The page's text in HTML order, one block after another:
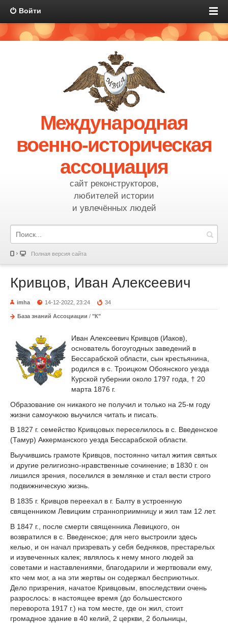
Войти
Международная
военно-историческая
ассоциация
сайт реконструкторов,
любителей истории
и увлечённых людей
Полная версия сайта
Кривцов, Иван Алексеевич
imha 14-12-2022, 23:24 34
База знаний Ассоциации / "К"
Иван Алексеевич Кривцов (Иаков),
основатель богоугодных заведений в
Бессарабской области, сын крестьянина,
родился в с. Троицком Обоянского уезда
Курской губернии около 1797 года, † 20
марта 1876 г.
Образование он никакого не получил и только на 25-м году
жизни самоучкою выучился читать и писать.
В 1827 г. семейство Кривцовых переселилось в с. Введенское
(Тамур) Аккерманского уезда Бессарабской области.
Выучившись грамоте Кривцов, постоянно читал жития святых
и другие религиозно-нравственные сочинение; в 1830 г. он
лишился зрения, поселился в землянке и стал вести строго
подвижническую жизнь.
В 1835 г. Кривцов переехал в г. Балту в устроенную
священником Левицким странноприимницу и жил там 12 лет.
В 1847 г., после смерти священника Левицкого, он
возвратился в с. Введенское; для него выстроили здесь
келью, и он начал призревать у себя бедняков, престарелых
и изувеченных калек; являлось к нему много людей за
советами и наставлениями, благодарили и жертвовали ему,
кто чем мог, а на эти жертвы он содержал бесприютных.
Дело призрения, начатое Кривцовым, впоследствии очень
разрослось: в настоящее время (до большестского
переворота 1917 г.) на том месте, где он жил, стоит
громадное здание в 40 келий, 2 церкви, 2 больницы,